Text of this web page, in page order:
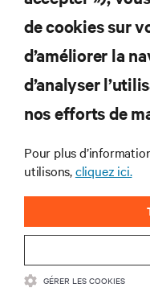
RESSOURCES
ENTREPRISE
COMMUNIQUEZ AVEC NOUS
de cookies sur
d’améliorer la
d’analyser
nos efforts de
Pour plus
utilisons,cliquez ici.
GÉRER LES COOKIES